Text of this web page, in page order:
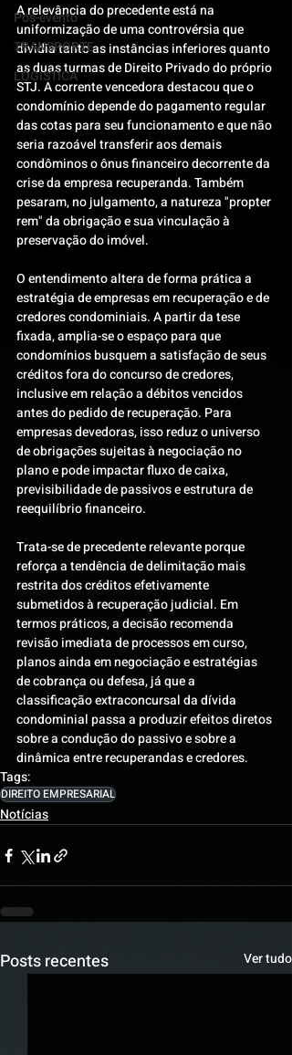
Pós-evento
TRANSPORTE
LOGISTICA
A relevância do precedente está na
uniformização de uma controvérsia que
dividia tanto as instâncias inferiores quanto
as duas turmas de Direito Privado do próprio
STJ. A corrente vencedora destacou que o
condomínio depende do pagamento regular
das cotas para seu funcionamento e que não
seria razoável transferir aos demais
condôminos o ônus financeiro decorrente da
crise da empresa recuperanda. Também
pesaram, no julgamento, a natureza "propter
rem" da obrigação e sua vinculação à
preservação do imóvel.
O entendimento altera de forma prática a
estratégia de empresas em recuperação e de
credores condominiais. A partir da tese
fixada, amplia-se o espaço para que
condomínios busquem a satisfação de seus
créditos fora do concurso de credores,
inclusive em relação a débitos vencidos
antes do pedido de recuperação. Para
empresas devedoras, isso reduz o universo
de obrigações sujeitas à negociação no
plano e pode impactar fluxo de caixa,
previsibilidade de passivos e estrutura de
reequilíbrio financeiro.
Trata-se de precedente relevante porque
reforça a tendência de delimitação mais
restrita dos créditos efetivamente
submetidos à recuperação judicial. Em
termos práticos, a decisão recomenda
revisão imediata de processos em curso,
planos ainda em negociação e estratégias
de cobrança ou defesa, já que a
classificação extraconcursal da dívida
condominial passa a produzir efeitos diretos
sobre a condução do passivo e sobre a
dinâmica entre recuperandas e credores.
Tags:
DIREITO EMPRESARIAL
Notícias
Posts recentes Ver tudo